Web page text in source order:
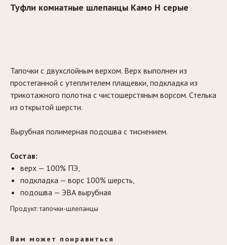
Туфли комнатные шлепанцы Камо Н серые
Тапочки с двухслойным верхом. Верх выполнен из
простеганной с утеплителем плащевки, подкладка из
трикотажного полотна с чистошерстяным ворсом. Стелька
из открытой шерсти.
Вырубная полимерная подошва с тиснением.
Состав:
верх — 100% ПЭ,
подкладка — ворс 100% шерсть,
подошва — ЭВА вырубная
Продукт: тапочки-шлепанцы
Вам может понравиться